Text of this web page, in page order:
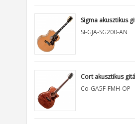
Sigma akusztikus
SI-GJA-SG200-AN
Cort akusztikus
Co-GA5F-FMH-OP